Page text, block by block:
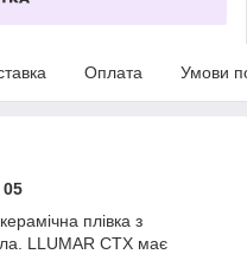
Оплата Умови
05
плівка з
LLUMAR CTX має